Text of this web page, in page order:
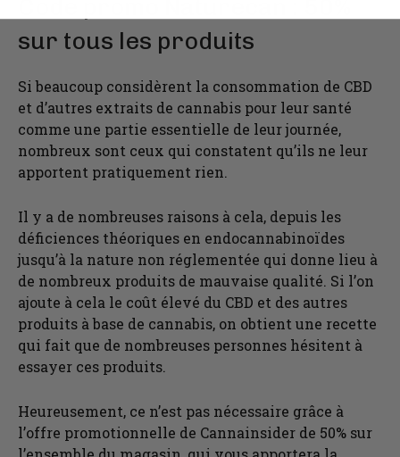
sur tous les produits
Si beaucoup considèrent la consommation de CBD
et d’autres extraits de cannabis pour leur santé
comme une partie essentielle de leur journée,
nombreux sont ceux qui constatent qu’ils ne leur
apportent pratiquement rien.
Il y a de nombreuses raisons à cela, depuis les
déficiences théoriques en endocannabinoïdes
jusqu’à la nature non réglementée qui donne lieu à
de nombreux produits de mauvaise qualité. Si l’on
ajoute à cela le coût élevé du CBD et des autres
produits à base de cannabis, on obtient une recette
qui fait que de nombreuses personnes hésitent à
essayer ces produits.
Heureusement, ce n’est pas nécessaire grâce à
l’offre promotionnelle de Cannainsider de 50% sur